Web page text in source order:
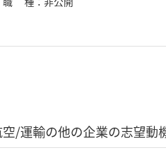
空/運輸の他の企業の志望動